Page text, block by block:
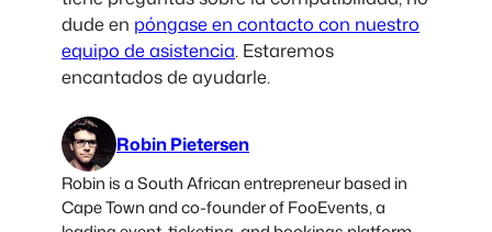
dude en póngase en contacto con nuestro
equipo de asistencia. Estaremos
encantados de ayudarle.
Robin Pietersen
Robin is a South African entrepreneur based in
Cape Town and co-founder of FooEvents, a